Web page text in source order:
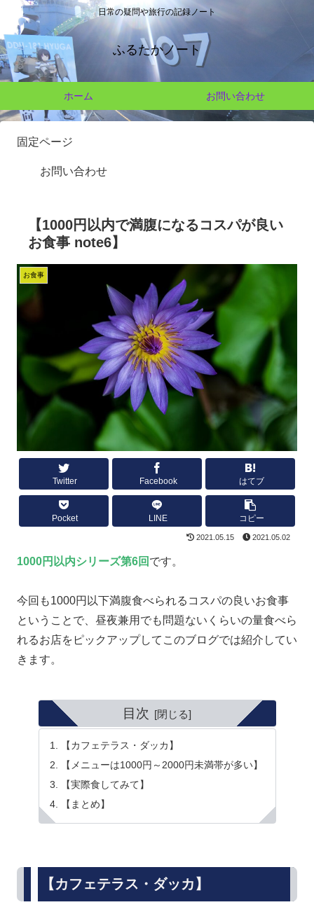
日常の疑問や旅行の記録ノート
ふるたかノート
ホーム お問い合わせ
固定ページ
お問い合わせ
【1000円以内で満腹になるコスパが良い
お食事 note6】
お食事
Twitter Facebook はてブ
Pocket LINE コピー
2021.05.15 2021.05.02
1000円以内シリーズ第6回 です。
今回も1000円以下満腹食べられるコスパの良いお食事
ということで、昼夜兼用でも問題ないくらいの量食べら
れるお店をピックアップしてこのブログでは紹介してい
きます。
目次
【カフェテラス・ダッカ】
【メニューは1000円～2000円未満帯が多い】
【実際食してみて】
【まとめ】
【カフェテラス・ダッカ】